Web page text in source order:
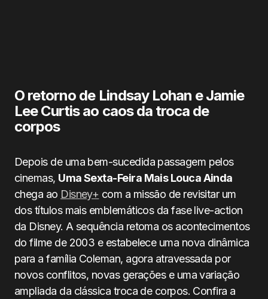
O retorno de Lindsay Lohan e Jamie
Lee Curtis ao caos da troca de
corpos
Depois de uma bem-sucedida passagem pelos
cinemas, Uma Sexta-Feira Mais Louca Ainda
chega ao Disney+ com a missão de revisitar um
dos títulos mais emblemáticos da fase live-action
da Disney. A sequência retoma os acontecimentos
do filme de 2003 e estabelece uma nova dinâmica
para a família Coleman, agora atravessada por
novos conflitos, novas gerações e uma variação
ampliada da clássica troca de corpos. Confira a